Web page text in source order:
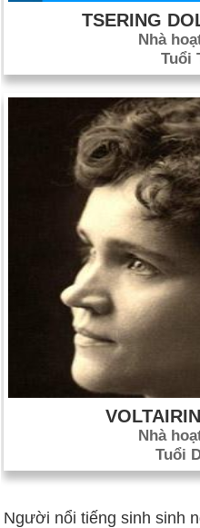
TSERING
Nhà
Tuổi
Nhà
Tuổi
Người nổi tiếng sinh sinh